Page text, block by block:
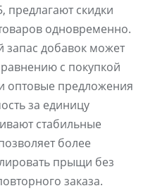
предлагают скидки
одновременно.
добавок может
с покупкой
оптовые предложения
за единицу
стабильные
более
прыщи без
заказа.